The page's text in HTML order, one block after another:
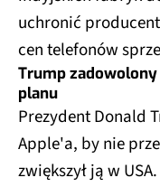
uchronić
cen telefonów
Trump zadowolony
planu
Prezydent Donald
Apple'a, by nie
zwiększył ją w